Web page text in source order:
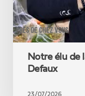
PRÈS DE CHEZ VOUS
Notre élu de
Defaux